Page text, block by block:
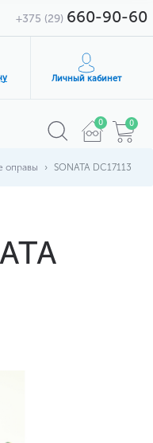
+375 (29) 660-90-60
Личный кабинет
0 0
оправы SONATA DC17113